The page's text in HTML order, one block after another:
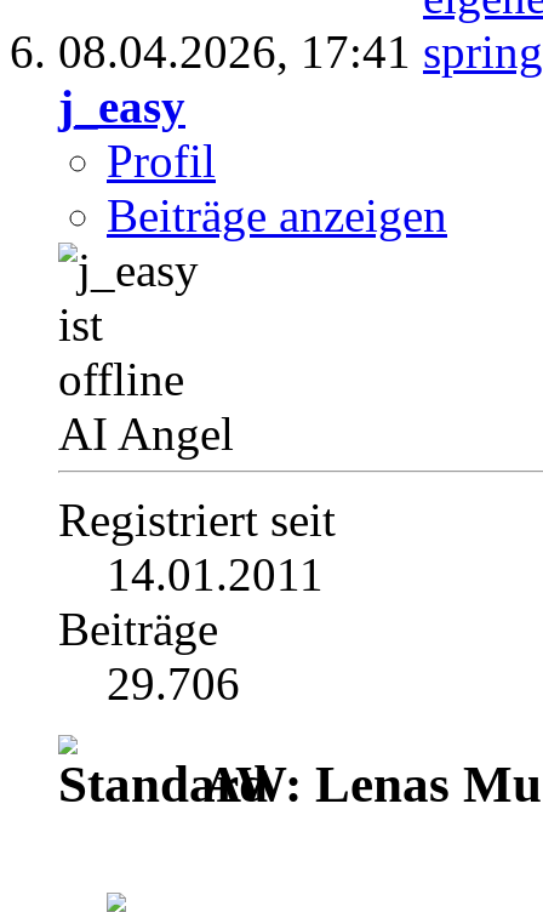
08.04.2026, 17:41
j_easy
Profil
Beiträge anzeigen
AI Angel
Registriert seit
14.01.2011
Beiträge
29.706
AW: Lenas